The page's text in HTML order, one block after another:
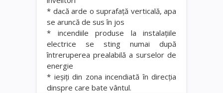
* dacă arde o suprafaţă verticală, apa
se aruncă de sus în jos
* incendiile produse la instalaţiile
electrice se sting numai după
întreruperea prealabilă a surselor de
energie
* ieşiţi din zona incendiată în direcţia
dinspre care bate vântul.